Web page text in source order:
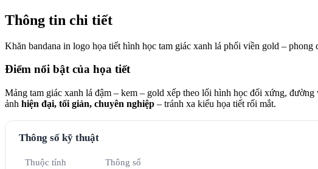
Thông tin chi tiết
Khăn bandana in logo họa tiết hình học tam giác xanh lá phối viền gold –
Điểm nổi bật của họa tiết
Mảng tam giác xanh lá đậm – kem – gold xếp theo lối hình học đối xứng,
ảnh hiện đại, tối giản, chuyên nghiệp – tránh xa kiểu họa tiết rối mắt.
Thông số kỹ thuật
Thuộc tính Thông số